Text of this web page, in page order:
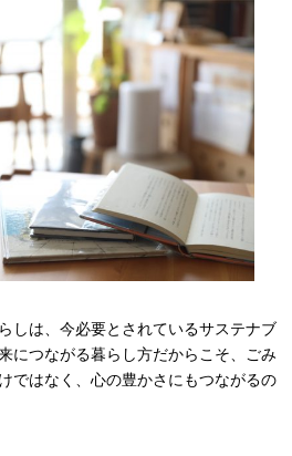
しは、今必要とされているサステナブ
につながる暮らし方だからこそ、ごみ
ではなく、心の豊かさにもつながるの